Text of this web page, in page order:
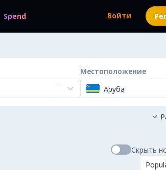
Spend Войти
Местоположение
Аруба

Скрыть